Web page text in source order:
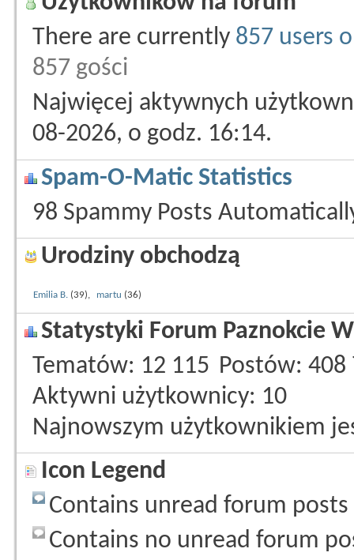
There are currently 857 users
857 gości
Najwięcej aktywnych
08-2026, o godz. 16:14.
Spam-O-Matic Statistics
98 Spammy Posts
Urodziny obchodzą
Emilia B. (39), martu (36)
Statystyki Forum Paznokcie
Tematów 12 115 Postów 408
Aktywni użytkownicy 10
Najnowszym użytkownikiem
Icon Legend
Contains unread forum posts
Contains no unread forum